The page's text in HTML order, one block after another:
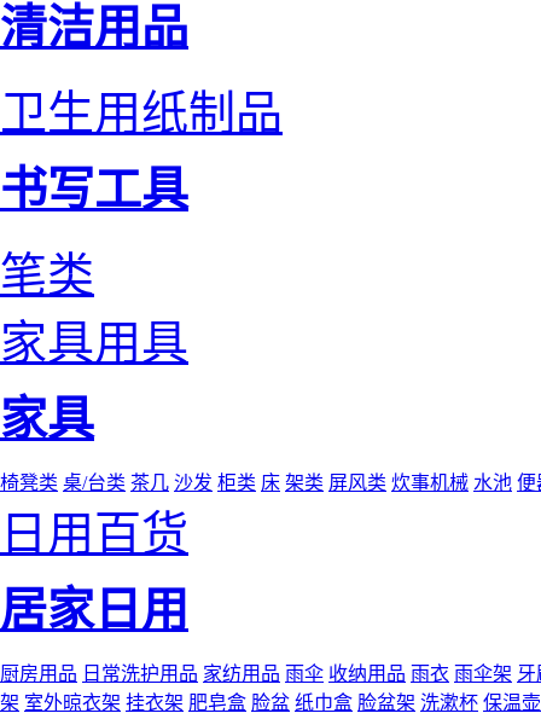
清洁用品
卫生用纸制品
书写工具
笔类
家具用具
家具
椅凳类 桌/台类 茶几 沙发 柜类 床 架类 屏风类 炊事机械 水池 便
日用百货
居家日用
厨房用品 日常洗护用品 家纺用品 雨伞 收纳用品 雨衣 雨伞架 牙
架 室外晾衣架 挂衣架 肥皂盒 脸盆 纸巾盒 脸盆架 洗漱杯 保温